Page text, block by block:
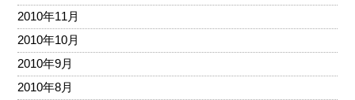
2010年11月
2010年10月
2010年9月
2010年8月